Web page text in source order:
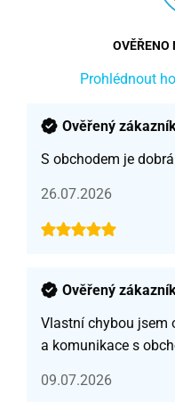
Prohlédnout
Ověřený
S obchodem je
26.07.2026
Ověřený
Vlastní chybou jsem
a komunikace s
09.07.2026